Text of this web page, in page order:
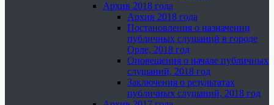
Архив 2018 года
Архив 2018 года
Постановления о назначении
публичных слушаний в городе
Орле, 2018 год
Оповещения о начале публичных
слушаний, 2018 год
Заключения о результатах
публичных слушаний, 2018 год